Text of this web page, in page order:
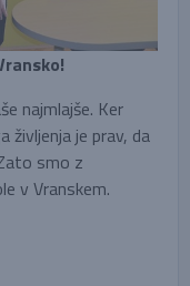
najmlajše. Ker
življenja je prav, da
smo z
v Vranskem.